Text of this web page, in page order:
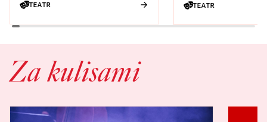
TEATR TEATR
Za kulisami